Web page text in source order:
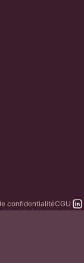
confidentialitéCGU